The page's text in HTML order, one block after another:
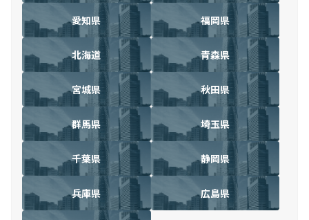
愛知県 福岡県
北海道 青森県
宮城県 秋田県
群馬県 埼玉県
千葉県 静岡県
兵庫県 広島県